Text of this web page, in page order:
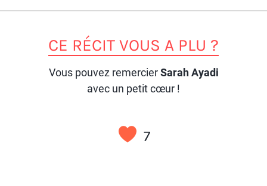
CE RÉCIT VOUS A PLU ?
Vous pouvez remercierSarah Ayadi
avec un petit cœur !
7